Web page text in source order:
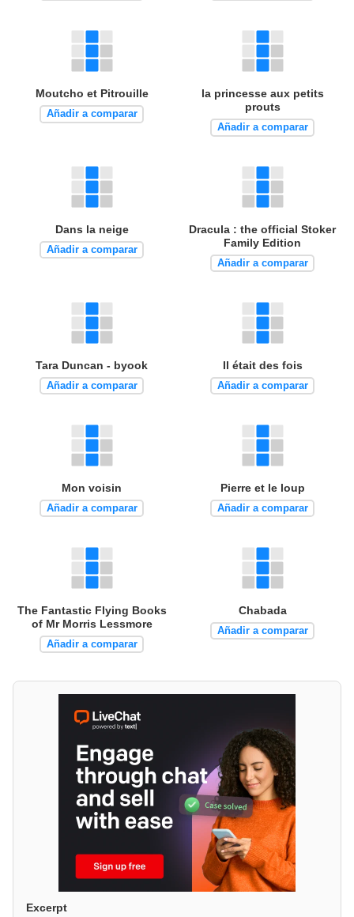
Moutcho et Pitrouille
Añadir a comparar
la princesse aux petits
prouts
Añadir a comparar
Dans la neige
Añadir a comparar
Dracula : the official Stoker
Family Edition
Añadir a comparar
Tara Duncan - byook
Añadir a comparar
Il était des fois
Añadir a comparar
Mon voisin
Añadir a comparar
Pierre et le loup
Añadir a comparar
The Fantastic Flying Books
of Mr Morris Lessmore
Añadir a comparar
Chabada
Añadir a comparar
Excerpt